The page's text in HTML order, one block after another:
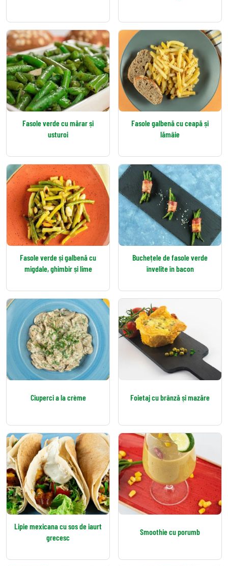
Fasole verde cu mărar și
usturoi
Fasole galbenă cu ceapă și
lămâie
Fasole verde și galbenă cu
migdale, ghimbir și lime
Buchețele de fasole verde
învelite în bacon
Ciuperci a la crème Foietaj cu brânză și mazăre
Lipie mexicana cu sos de iaurt
grecesc
Smoothie cu porumb